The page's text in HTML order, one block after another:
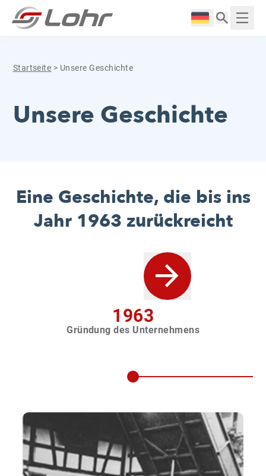
Zum Inhalt springen
Langue :
Startseite > Unsere Geschichte
Unsere Geschichte
Eine Geschichte, die bis ins
Jahr 1963 zurückreicht
1963
Gründung des Unternehmens
Cookie-Einstellungen